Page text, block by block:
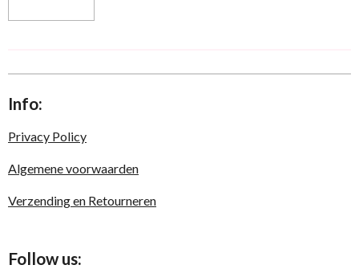
Info:
Privacy Policy
Algemene voorwaarden
Verzending en Retourneren
Follow us: